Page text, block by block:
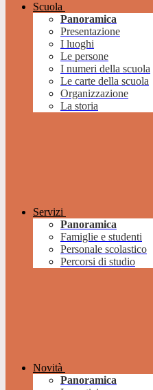
Scuola
Panoramica
Presentazione
I luoghi
Le persone
I numeri della scuola
Le carte della scuola
Organizzazione
La storia
Servizi
Panoramica
Famiglie e studenti
Personale scolastico
Percorsi di studio
Novità
Panoramica